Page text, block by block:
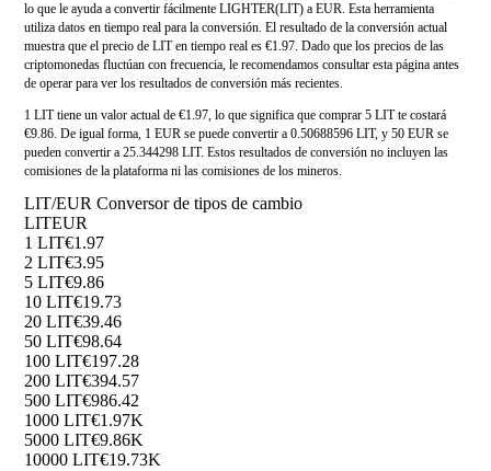
lo que le ayuda a convertir fácilmente LIGHTER(LIT) a EUR. Esta herramienta
utiliza datos en tiempo real para la conversión. El resultado de la conversión actual
muestra que el precio de LIT en tiempo real es €1.97. Dado que los precios de las
criptomonedas fluctúan con frecuencia, le recomendamos consultar esta página antes
de operar para ver los resultados de conversión más recientes.
1 LIT tiene un valor actual de €1.97, lo que significa que comprar 5 LIT te costará
€9.86. De igual forma, 1 EUR se puede convertir a 0.50688596 LIT, y 50 EUR se
pueden convertir a 25.344298 LIT. Estos resultados de conversión no incluyen las
comisiones de la plataforma ni las comisiones de los mineros.
LIT/EUR Conversor de tipos de cambio
LITEUR
1 LIT€1.97
2 LIT€3.95
5 LIT€9.86
10 LIT€19.73
20 LIT€39.46
50 LIT€98.64
100 LIT€197.28
200 LIT€394.57
500 LIT€986.42
1000 LIT€1.97K
5000 LIT€9.86K
10000 LIT€19.73K